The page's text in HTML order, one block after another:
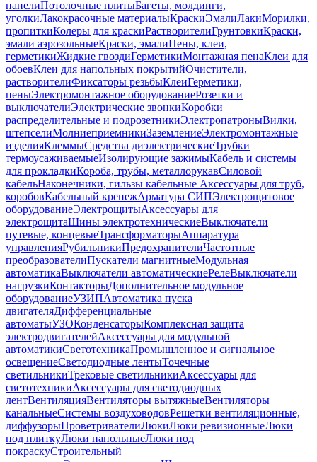
панелиПотолочные плитыБагеты, молдинги,
уголкиЛакокрасочные материалыКраскиЭмалиЛакиМорилки,
пропиткиКолеры для краскиРастворителиГрунтовкиКраски,
эмали аэрозольныеКраски, эмалиПены, клеи,
герметикиЖидкие гвоздиГерметикиМонтажная пенаКлеи для
обоевКлеи для напольных покрытийОчистители,
растворителиФиксаторы резьбыКлеиГерметики,
пеныЭлектромонтажное оборудованиеРозетки и
выключателиЭлектрические звонкиКоробки
распределительные и подрозетникиЭлектропатроныВилки,
штепселиМолниеприемникиЗаземлениеЭлектромонтажные
изделияКлеммыСредства диэлектрическиеТрубки
термоусаживаемыеИзолирующие зажимыКабель и системы
для прокладкиКороба, трубы, металлорукавСиловой
кабельНаконечники, гильзы кабельные Аксессуары для труб,
коробовКабельный крепежАрматура СИПЭлектрощитовое
оборудованиеЭлектрощитыАксессуары для
электрощитаШины электротехническиеВыключатели
путевые, концевыеТрансформаторыАппаратура
управленияРубильникиПредохранителиЧастотные
преобразователиПускатели магнитныеМодульная
автоматикаВыключатели автоматическиеРелеВыключатели
нагрузкиКонтакторыДополнительное модульное
оборудованиеУЗИПАвтоматика пуска
двигателяДифференциальные
автоматыУЗОКонденсаторыКомплексная защита
электродвигателейАксессуары для модульной
автоматикиСветотехникаПромышленное и сигнальное
освещениеСветодиодные лентыТочечные
светильникиТрековые светильникиАксессуары для
светотехникиАксессуары для светодиодных
лентВентиляцияВентиляторы вытяжныеВентиляторы
канальныеСистемы воздуховодовРешетки вентиляционные,
диффузорыПроветривателиЛюкиЛюки ревизионныеЛюки
под плиткуЛюки напольныеЛюки под
покраскуСтроительный